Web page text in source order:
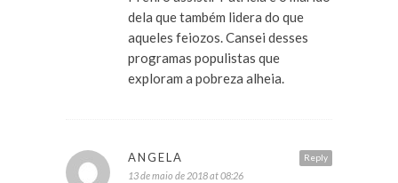
dela que também lidera do que
aqueles feiozos. Cansei desses
programas populistas que
exploram a pobreza alheia.
Reply
ANGELA
13 de maio de 2018 at 08:26